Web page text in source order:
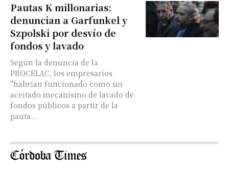
Pautas K millonarias:
denuncian a Garfunkel y
Szpolski por desvío de
fondos y lavado
Según la denuncia de la
PROCELAC, los empresarios
"habrían funcionado como un
aceitado mecanismo de lavado de
fondos públicos a partir de la
pauta...